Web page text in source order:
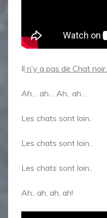
Il n’y a pas de Chat noir.
Ah… ah… Ah.. ah…
Les chats sont loin..
Les chats sont loin..
Les chats sont loin..
Ah.. ah, ah, ah!